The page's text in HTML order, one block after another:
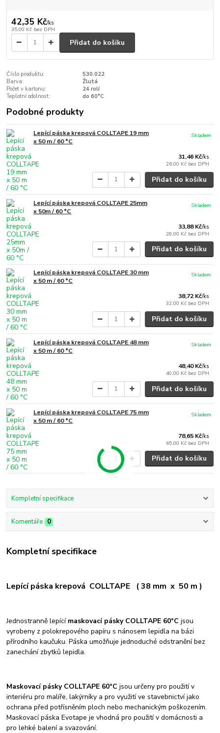
42,35 Kč/ks
35,00 Kč bez DPH
Přidat do košíku
Číslo produktu:
530.022
Barva:
Žlutá
Počet v kartonu:
24 rolí
Teplotní odolnost:
do 60°C
Podobné produkty
Lepící páska krepová COLLTAPE 19 mm
x 50 m / 60 °C
31,46 Kč/ks
26,00 Kč bez DPH
Skladem
Přidat do košíku
Lepící páska krepová COLLTAPE 25mm
x 50m / 60 °C
33,88 Kč/ks
28,00 Kč bez DPH
Skladem
Přidat do košíku
Lepící páska krepová COLLTAPE 30 mm
x 50 m / 60 °C
38,72 Kč/ks
32,00 Kč bez DPH
Skladem
Přidat do košíku
Lepící páska krepová COLLTAPE 48 mm
x 50 m / 60 °C
48,40 Kč/ks
40,00 Kč bez DPH
Skladem
Přidat do košíku
Lepící páska krepová COLLTAPE 75 mm
x 50 m / 60 °C
78,65 Kč/ks
65,00 Kč bez DPH
Skladem
Přidat do košíku
Kompletní specifikace
Komentáře 0
Kompletní specifikace
Lepící páska krepová COLLTAPE ( 38 mm x 50 m )
Jednostranně lepící maskovací pásky COLLTAPE 60°C jsou
vyrobeny z polokrepového papíru s nánosem lepidla na bázi
přírodního kaučuku. Páska umožňuje jednoduché odstranění bez
zanechání zbytků lepidla.
Maskovací pásky COLLTAPE 60°C jsou určeny pro použití v
interiéru pro malíře, lakýrníky a pro využití ve stavebnictví jako
ochrana před potřísněním ploch nebo mechanickým poškozením.
Maskovací páska Evotape je vhodná pro použití v domácnosti a
pro lehké balení a svazování.